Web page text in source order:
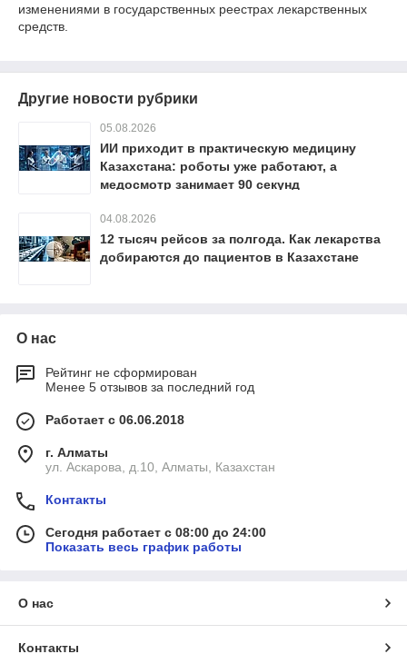
изменениями в государственных реестрах лекарственных
средств.
Другие новости рубрики
05.08.2026
ИИ приходит в практическую медицину
Казахстана: роботы уже работают, а
медосмотр занимает 90 секунд
04.08.2026
12 тысяч рейсов за полгода. Как лекарства
добираются до пациентов в Казахстане
О нас
Рейтинг не сформирован
Менее 5 отзывов за последний год
Работает с 06.06.2018
г. Алматы
ул. Аскарова, д.10, Алматы, Казахстан
Контакты
Сегодня работает с 08:00 до 24:00
Показать весь график работы
О нас
Контакты